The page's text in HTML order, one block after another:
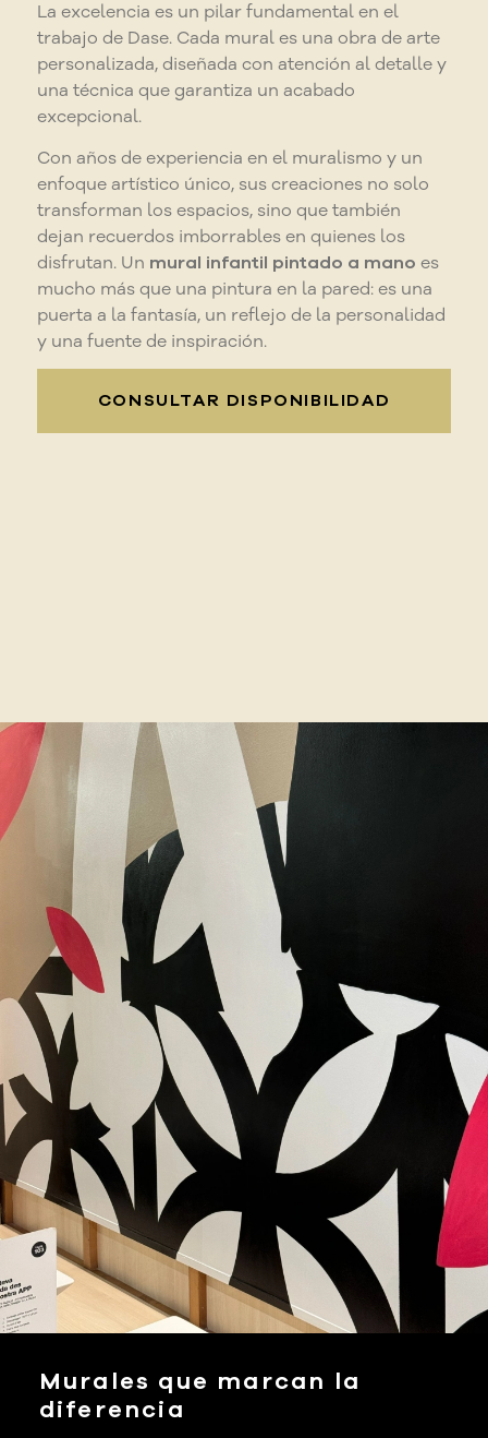
La excelencia es un pilar fundamental en el
trabajo de Dase. Cada mural es una obra de arte
personalizada, diseñada con atención al detalle y
una técnica que garantiza un acabado
excepcional.
Con años de experiencia en el muralismo y un
enfoque artístico único, sus creaciones no solo
transforman los espacios, sino que también
dejan recuerdos imborrables en quienes los
disfrutan. Un mural infantil pintado a mano es
mucho más que una pintura en la pared: es una
puerta a la fantasía, un reflejo de la personalidad
y una fuente de inspiración.
CONSULTAR DISPONIBILIDAD
Murales que marcan la
diferencia